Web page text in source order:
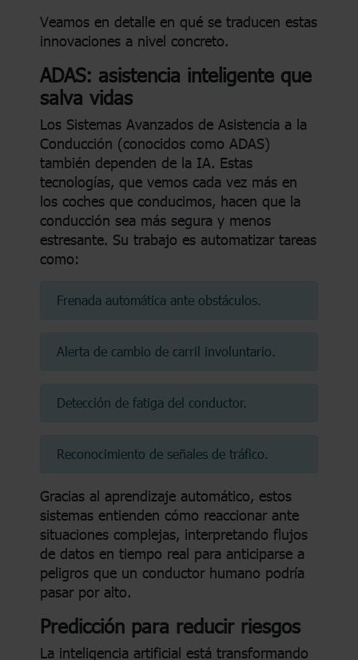
Veamos en detalle en qué se traducen estas
innovaciones a nivel concreto.
ADAS: asistencia inteligente que
salva vidas
Los Sistemas Avanzados de Asistencia a la
Conducción (conocidos como ADAS)
también dependen de la IA. Estas
tecnologías, que vemos cada vez más en
los coches que conducimos, hacen que la
conducción sea más segura y menos
estresante. Su trabajo es automatizar tareas
como:
Frenada automática ante obstáculos.
Alerta de cambio de carril involuntario.
Detección de fatiga del conductor.
Reconocimiento de señales de tráfico.
Gracias al aprendizaje automático, estos
sistemas entienden cómo reaccionar ante
situaciones complejas, interpretando flujos
de datos en tiempo real para anticiparse a
peligros que un conductor humano podría
pasar por alto.
Predicción para reducir riesgos
La inteligencia artificial está transformando